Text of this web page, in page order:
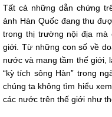
Tất cả những dẫn chứng
ảnh Hàn Quốc đang thu
trong thị trường nội địa
giới. Từ những con số về
nước và mang tầm thế giới,
“kỳ tích sông Hàn” trong
chúng ta không tìm hiểu
các nước trên thế giới như